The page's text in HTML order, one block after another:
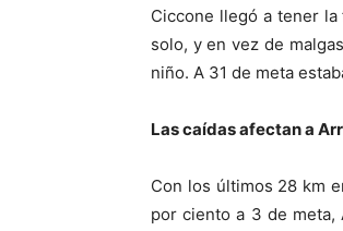
Ciccone llegó a tener
solo, y en vez de
niño. A 31 de meta
Las caídas afectan a
Con los últimos 28 km
por ciento a 3 de meta,